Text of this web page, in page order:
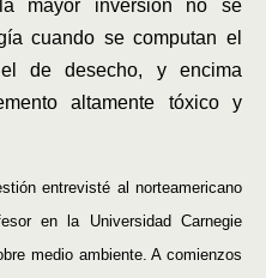
mayor inversión no se
cuando se computan el
de desecho, y encima
altamente tóxico y
entrevisté al norteamericano
en la Universidad Carnegie
medio ambiente. A comienzos